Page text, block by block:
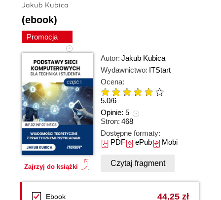
Jakub Kubica
(ebook)
Promocja
Zajrzyj do książki
Autor: Jakub Kubica
Wydawnictwo: ITStart
Ocena:
5.0/6
Opinie: 5
Stron: 468
Dostępne formaty:
PDFePubMobi
Czytaj fragment
Ebook 44,25 zł